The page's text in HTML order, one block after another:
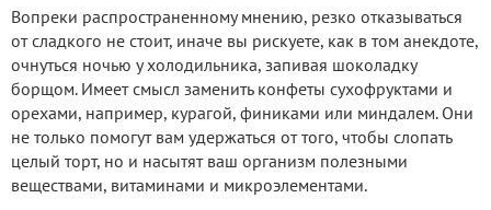
Вопреки распространенному мнению, резко отказываться
от сладкого не стоит, иначе вы рискуете, как в том анекдоте,
очнуться ночью у холодильника, запивая шоколадку
борщом. Имеет смысл заменить конфеты сухофруктами и
орехами, например, курагой, финиками или миндалем. Они
не только помогут вам удержаться от того, чтобы слопать
целый торт, но и насытят ваш организм полезными
веществами, витаминами и микроэлементами.